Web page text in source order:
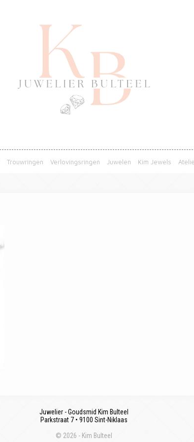
Trouwringen Verlovingsringen Juwelen Kim Jewels
Juwelier - Goudsmid Kim Bulteel
Parkstraat 7 • 9100 Sint-Niklaas
© 2026 - Kim Bulteel